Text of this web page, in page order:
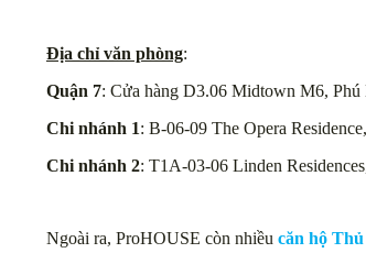
Địa chỉ văn phòng:
Quận 7: Cửa hàng D3.06 Midtown M6,
Chi nhánh 1: B-06-09 The Opera
Chi nhánh 2: T1A-03-06 Linden
Ngoài ra, ProHOUSE còn nhiều căn hộ